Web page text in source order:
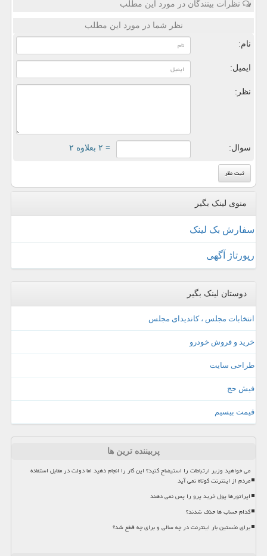
نظرات بینندگان در مورد این مطلب
نظر شما در مورد این مطلب
نام:
ایمیل:
نظر:
سوال: = ۲ بعلاوه ۲
منوی لینک بگیر
سفارش بک لینک
رپورتاژ آگهی
دوستان لینک بگیر
انتخابات مجلس ، کاندیدای مجلس
خرید و فروش خودرو
طراحی سایت
فیش حج
قیمت بیسیم
پربیننده ترین ها
می خواهید وزیر ارتباطات را استیضاح کنید؟ این کار را انجام دهید اما دولت در مقابل استفاده
مردم از اینترنت کوتاه نمی آید
اپراتورها پول خرید پرو را پس نمی دهند
کدام حساب ها حذف شدند؟
برای نخستین بار اینترنت در چه سالی و برای چه قطع شد؟